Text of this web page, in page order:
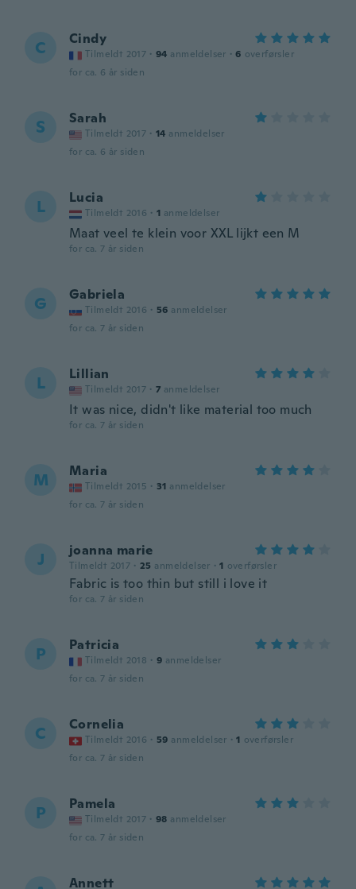
C Cindy
Tilmeldt 2017 · 94 anmeldelser · 6 overførsler
for ca. 6 år siden
S Sarah
Tilmeldt 2017 · 14 anmeldelser
for ca. 6 år siden
L Lucia
Tilmeldt 2016 · 1 anmeldelser
Maat veel te klein voor XXL lijkt een M
for ca. 7 år siden
G Gabriela
Tilmeldt 2016 · 56 anmeldelser
for ca. 7 år siden
L Lillian
Tilmeldt 2017 · 7 anmeldelser
It was nice, didn't like material too much
for ca. 7 år siden
M Maria
Tilmeldt 2015 · 31 anmeldelser
for ca. 7 år siden
J joanna marie
Tilmeldt 2017 · 25 anmeldelser · 1 overførsler
Fabric is too thin but still i love it
for ca. 7 år siden
P Patricia
Tilmeldt 2018 · 9 anmeldelser
for ca. 7 år siden
C Cornelia
Tilmeldt 2016 · 59 anmeldelser · 1 overførsler
for ca. 7 år siden
P Pamela
Tilmeldt 2017 · 98 anmeldelser
for ca. 7 år siden
Annett